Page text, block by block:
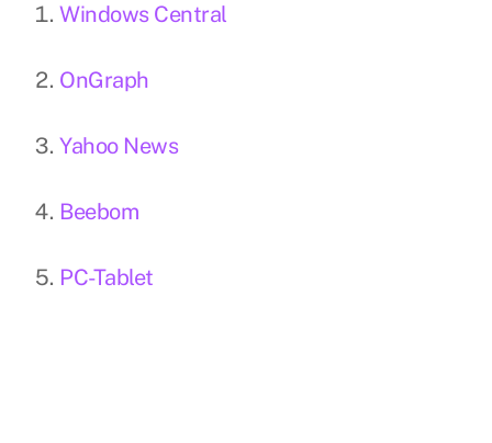
Windows Central
OnGraph
Yahoo News
Beebom
PC-Tablet